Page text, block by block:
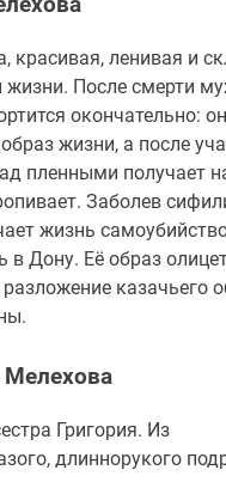
красивая, ленивая и
жизни. После смерти
окончательно:
жизни, а после
пленными получает
Заболев
жизнь
в Дону. Её образ
казачьего
Григория. Из
длиннорукого